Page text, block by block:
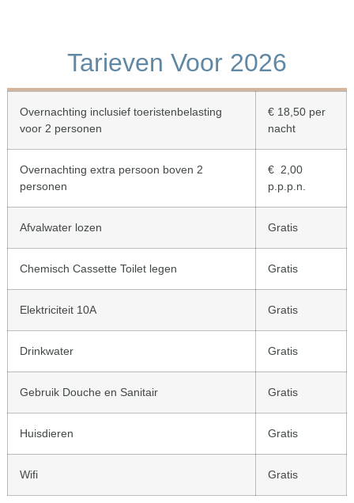
Tarieven Voor 2026
Overnachting inclusief toeristenbelasting
voor 2 personen
€ 18,50 per
nacht
Overnachting extra persoon boven 2
personen
€ 2,00
p.p.p.n.
Afvalwater lozen Gratis
Chemisch Cassette Toilet legen Gratis
Elektriciteit 10A Gratis
Drinkwater Gratis
Gebruik Douche en Sanitair Gratis
Huisdieren Gratis
Wifi Gratis